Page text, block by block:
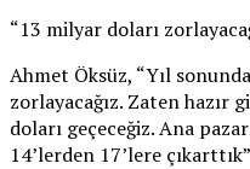
“13 milyar doları
Ahmet Öksüz, “Yıl
zorlayacağız. Zaten
doları geçeceğiz. Ana
14’lerden 17’lere